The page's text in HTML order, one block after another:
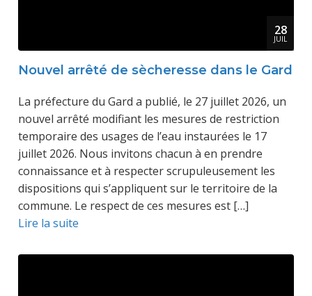
28
JUIL
Nouvel arrêté de sècheresse dans le Gard
La préfecture du Gard a publié, le 27 juillet 2026, un
nouvel arrêté modifiant les mesures de restriction
temporaire des usages de l’eau instaurées le 17
juillet 2026. Nous invitons chacun à en prendre
connaissance et à respecter scrupuleusement les
dispositions qui s’appliquent sur le territoire de la
commune. Le respect de ces mesures est […]
Lire la suite